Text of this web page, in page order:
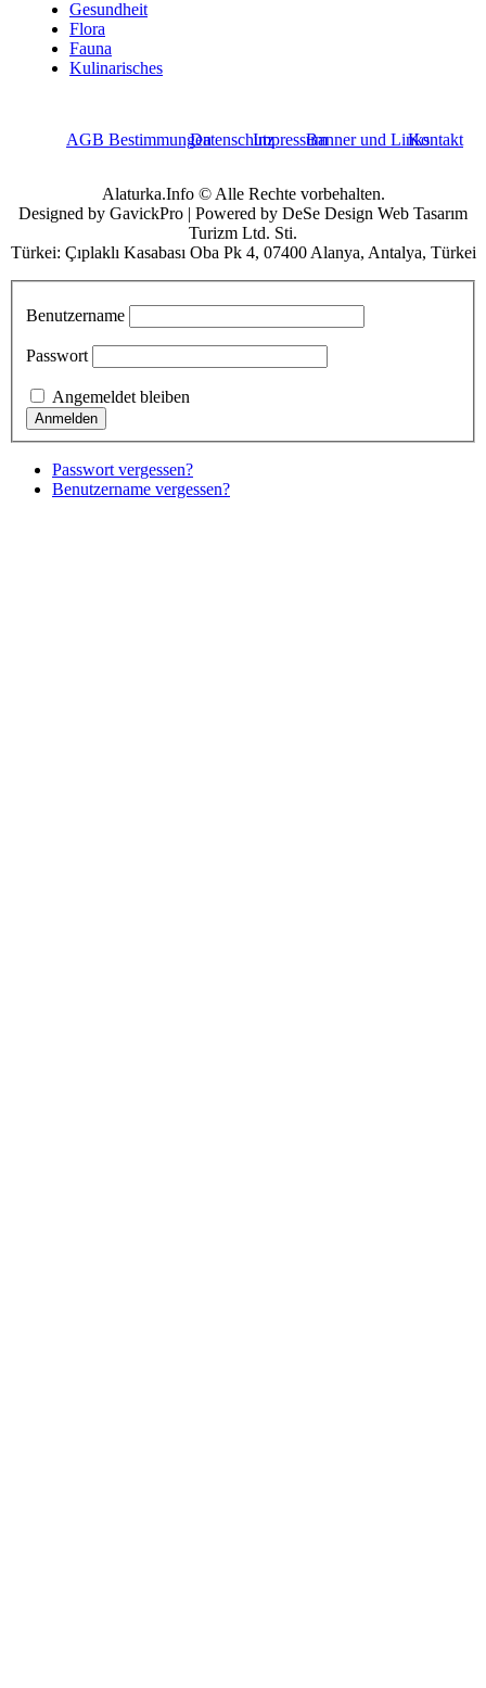
Gesundheit
Flora
Fauna
Kulinarisches
AGB BestimmungenDatenschutzImpressumBanner und LinksKontakt
Alaturka.Info © Alle Rechte vorbehalten.
Designed by GavickPro | Powered by DeSe Design Web Tasarım
Turizm Ltd. Sti.
Türkei: Çıplaklı Kasabası Oba Pk 4, 07400 Alanya, Antalya, Türkei
Benutzername
Passwort
Angemeldet bleiben
Passwort vergessen?
Benutzername vergessen?